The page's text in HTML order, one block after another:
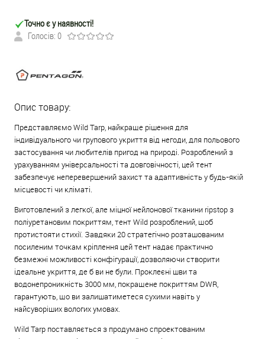
Точно є у наявності!
Голосів: 0
Опис товару:
Представляємо Wild Tarp, найкраще рішення для
індивідуального чи групового укриття від негоди, для польового
застосування чи любителів пригод на природі. Розроблений з
урахуванням універсальності та довговічності, цей тент
забезпечує неперевершений захист та адаптивність у будь-якій
місцевості чи кліматі.
Виготовлений з легкої, але міцної нейлонової тканини ripstop з
поліуретановим покриттям, тент Wild розроблений, щоб
протистояти стихії. Завдяки 20 стратегічно розташованим
посиленим точкам кріплення цей тент надає практично
безмежні можливості конфігурації, дозволяючи створити
ідеальне укриття, де б ви не були. Проклеєні шви та
водонепроникність 3000 мм, покращене покриттям DWR,
гарантують, що ви залишатиметеся сухими навіть у
найсуворіших вологих умовах.
Wild Tarp поставляється з продумано спроектованим